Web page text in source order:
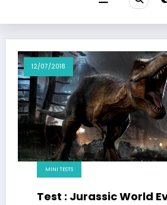
12/07/2018
MINI TESTS
Test : Jurassic World